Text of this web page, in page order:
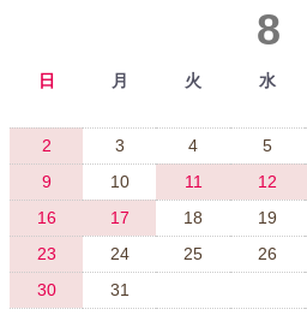
8
日 月 火 水
2
3 4 5
9
10 11 12
16
17 18 19
23
24 25 26
30
31